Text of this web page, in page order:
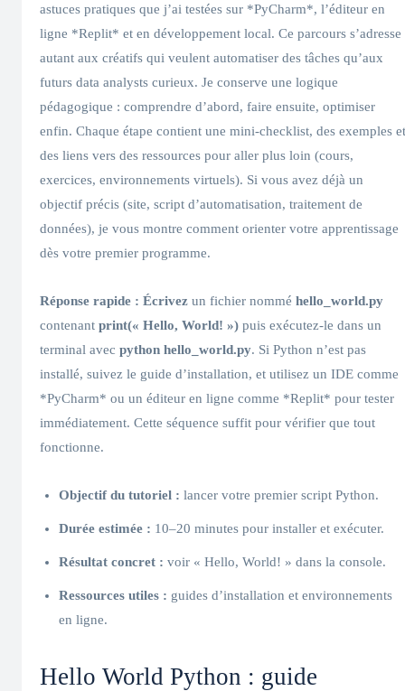
astuces pratiques que j’ai testées sur *PyCharm*, l’éditeur en
ligne *Replit* et en développement local. Ce parcours s’adresse
autant aux créatifs qui veulent automatiser des tâches qu’aux
futurs data analysts curieux. Je conserve une logique
pédagogique : comprendre d’abord, faire ensuite, optimiser
enfin. Chaque étape contient une mini-checklist, des exemples et
des liens vers des ressources pour aller plus loin (cours,
exercices, environnements virtuels). Si vous avez déjà un
objectif précis (site, script d’automatisation, traitement de
données), je vous montre comment orienter votre apprentissage
dès votre premier programme.
Réponse rapide : Écrivez un fichier nommé hello_world.py
contenant print(« Hello, World! ») puis exécutez-le dans un
terminal avec python hello_world.py. Si Python n’est pas
installé, suivez le guide d’installation, et utilisez un IDE comme
*PyCharm* ou un éditeur en ligne comme *Replit* pour tester
immédiatement. Cette séquence suffit pour vérifier que tout
fonctionne.
Objectif du tutoriel : lancer votre premier script Python.
Durée estimée : 10–20 minutes pour installer et exécuter.
Résultat concret : voir « Hello, World! » dans la console.
Ressources utiles : guides d’installation et environnements
en ligne.
Hello World Python : guide